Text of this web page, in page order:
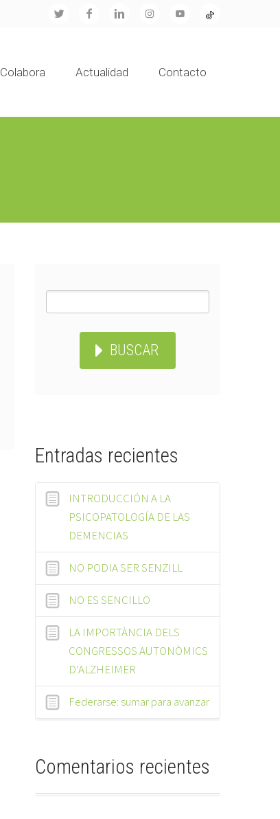
Colabora Actualidad Contacto
BUSCAR
Entradas recientes
INTRODUCCIÓN A LA
PSICOPATOLOGÍA DE LAS
DEMENCIAS
NO PODIA SER SENZILL
NO ES SENCILLO
LA IMPORTÀNCIA DELS
CONGRESSOS AUTONÒMICS
D’ALZHEIMER
Federarse: sumar para avanzar
Comentarios recientes